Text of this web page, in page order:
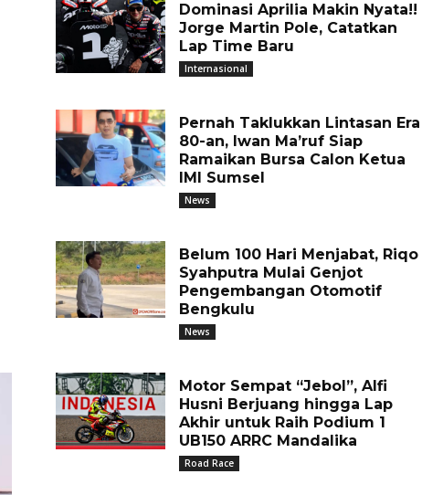
Dominasi Aprilia Makin Nyata!!
Jorge Martin Pole, Catatkan
Lap Time Baru
Internasional
Pernah Taklukkan Lintasan Era
80-an, Iwan Ma’ruf Siap
Ramaikan Bursa Calon Ketua
IMI Sumsel
News
Belum 100 Hari Menjabat, Riqo
Syahputra Mulai Genjot
Pengembangan Otomotif
Bengkulu
News
Motor Sempat “Jebol”, Alfi
Husni Berjuang hingga Lap
Akhir untuk Raih Podium 1
UB150 ARRC Mandalika
Road Race